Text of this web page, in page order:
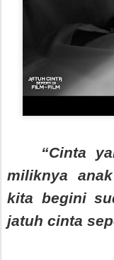
“Cinta
miliknya
kita begini
jatuh cinta